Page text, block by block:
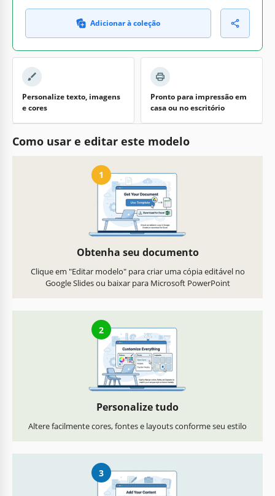
Adicionar à coleção
Personalize texto, imagens
e cores
Pronto para impressão em
casa ou no escritório
Como usar e editar este modelo
1
Obtenha seu documento
Clique em "Editar modelo" para criar uma cópia editável no
Google Slides ou baixar para Microsoft PowerPoint
2
Personalize tudo
Altere facilmente cores, fontes e layouts conforme seu estilo
3